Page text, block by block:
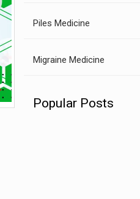
Piles Medicine
Migraine Medicine
Popular Posts